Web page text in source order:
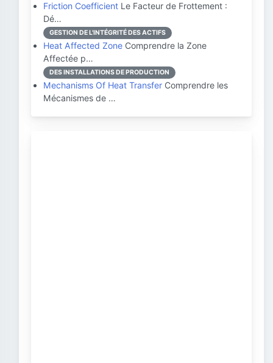
Friction Coefficient Le Facteur de Frottement :
Dé…
GESTION DE L'INTÉGRITÉ DES ACTIFS
Heat Affected Zone Comprendre la Zone
Affectée p…
DES INSTALLATIONS DE PRODUCTION
Mechanisms Of Heat Transfer Comprendre les
Mécanismes de …